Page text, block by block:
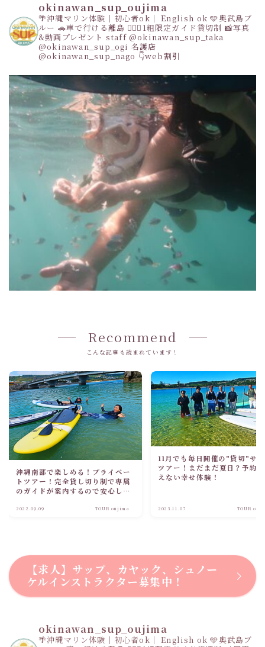
okinawan_sup_oujima
🌴沖縄マリン体験｜初心者ok｜ English ok 🩵奥武島ブ
ルー 🚗車で行ける離島 👩‍❤️‍👩1組限定ガイド貸切制 📸写真
&動画プレゼント staff@okinawan_sup_taka
@okinawan_sup_ogi 名護店
@okinawan_sup_nago 👇web割引
Recommend
こんな記事も読まれています！
沖縄南部で楽しめる！プライベー
トツアー！完全貸し切り制で専属
のガイドが案内するので安心して
2022.09.09 TOUR oujima
11月でも毎日開催の"貸切"サ
ツアー！まだまだ夏日？予約
えない幸せ体験！
2023.11.07 TOUR
【求人】サップ、カヤック、シュノー
ケルインストラクター募集中！
okinawan_sup_oujima
🌴沖縄マリン体験｜初心者ok｜ English ok 🩵奥武島ブ